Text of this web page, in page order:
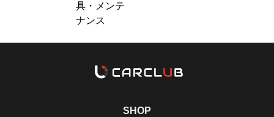
具・メンテ
ナンス
SHOP